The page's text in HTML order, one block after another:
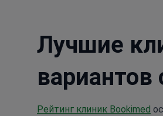
Лучшие
вариантов
Рейтинг клиник Bookimed